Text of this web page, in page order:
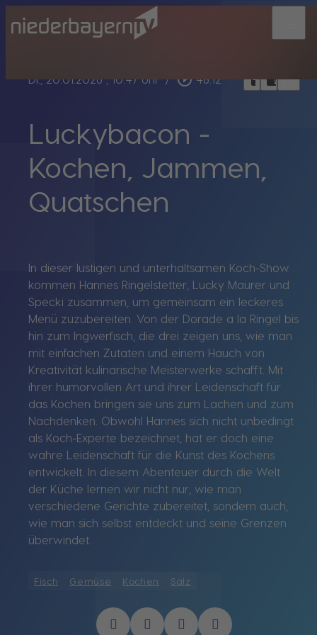
Di., 20.01.2026, 10:47 Uhr / play_circle_outline 48:12 headphoneschrome_reader_modebookmark_border
Luckybacon -
Kochen, Jammen,
Quatschen
In dieser lustigen und unterhaltsamen Koch-Show
kommen Hannes Ringelstetter, Lucky Maurer und
Specki zusammen, um gemeinsam ein leckeres
Menü zuzubereiten. Von der Dorade a la Ringel bis
hin zum Ingwerfisch, die drei zeigen uns, wie man
mit einfachen Zutaten und einem Hauch von
Kreativität kulinarische Meisterwerke schafft. Mit
ihrer humorvollen Art und ihrer Leidenschaft für
das Kochen bringen sie uns zum Lachen und zum
Nachdenken. Obwohl Hannes sich nicht unbedingt
als Koch-Experte bezeichnet, hat er doch eine
wahre Leidenschaft für die Kunst des Kochens
entwickelt. In diesem Abenteuer durch die Welt
der Küche lernen wir nicht nur, wie man
verschiedene Gerichte zubereitet, sondern auch,
wie man sich selbst entdeckt und seine Grenzen
überwindet.
Fisch Gemüse Kochen Salz